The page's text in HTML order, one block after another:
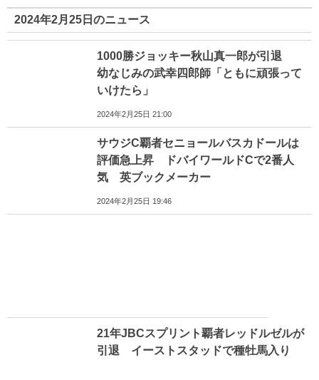
2024年2月25日のニュース
1000勝ジョッキー秋山真一郎が引退
幼なじみの武幸四郎師「ともに頑張って
いけたら」
2024年2月25日 21:00
サウジC覇者セニョールバスカドールは
評価急上昇 ドバイワールドCで2番人
気 英ブックメーカー
2024年2月25日 19:46
21年JBCスプリント覇者レッドルゼルが
引退 イーストスタッドで種牡馬入り